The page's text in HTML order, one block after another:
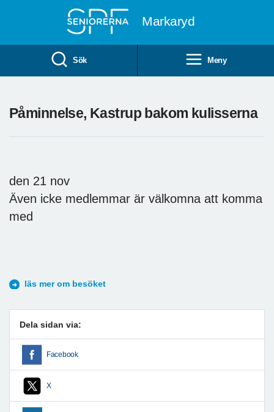
Markaryd
Sök Meny
Påminnelse, Kastrup bakom kulisserna
den 21 nov
Även icke medlemmar är välkomna att komma
med
läs mer om besöket
Dela sidan via:
Facebook
X